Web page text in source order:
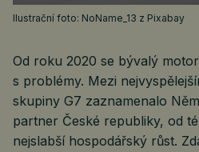
Ilustrační foto: NoName_13 z Pixabay
Od roku 2020 se bývalý
s problémy. Mezi
skupiny G7 zaznamenalo
partner České republiky, od
nejslabší hospodářský růst.